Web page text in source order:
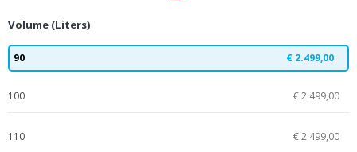
Volume (Liters)
90 € 2.499,00
100 € 2.499,00
110 € 2.499,00